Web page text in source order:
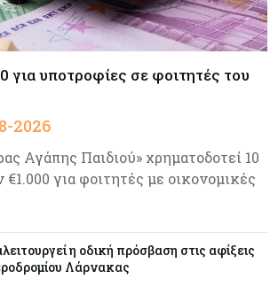
07-08-2026
αυτοκινητοβιομηχανία: Αναζητά
στην Κίνα
κυπριακές τράπεζες «τιμολογούν» τον
συμβούλια σε Cyta, AHK και σε
ημικρατικούς ενέκρινε το ΥΣ
για υποτροφίες σε φοιτητές του
2026
Αγάπης Παιδιού» χρηματοδοτεί 10
για φοιτητές με οικονομικές
η οδική πρόσβαση στις αφίξεις
Λάρνακας